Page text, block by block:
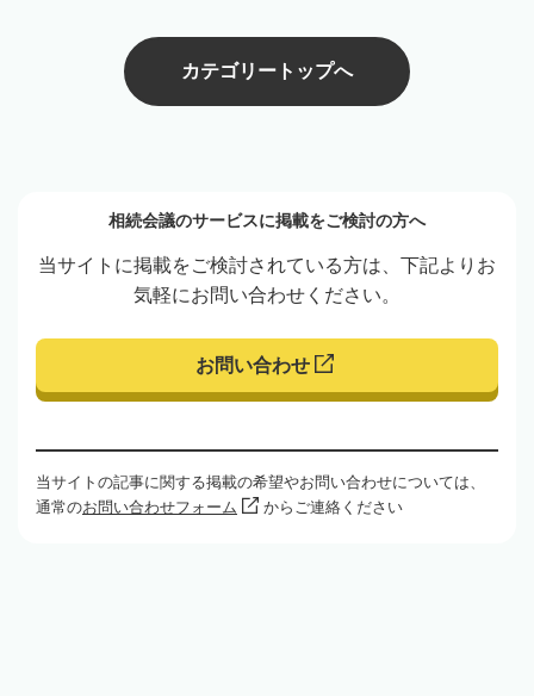
カテゴリートップへ
相続会議のサービスに掲載をご検討の方へ
当サイトに掲載をご検討されている方は、下記よりお
気軽にお問い合わせください。
お問い合わせ
当サイトの記事に関する掲載の希望やお問い合わせについては、
通常のお問い合わせフォーム からご連絡ください